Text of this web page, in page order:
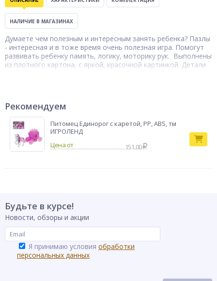
НАЛИЧИЕ В МАГАЗИНАХ
Думаете чем полезным и интересным занять ребенка? Пазлы
- интересная и в тоже время очень полезная игра. Помогут
развивать ребенку память, логику, моторику рук. Выполнены
из плотного картона, с яркой, красочной картинкой. Детали
Тип товара
Рекомендуем
Питомец Единорог с каретой, PP, ABS, тм
ИГРОЛЕНД
151.00
Будьте в курсе!
Новости, обзоры и акции
Я принимаю условия обработки
персональных данных